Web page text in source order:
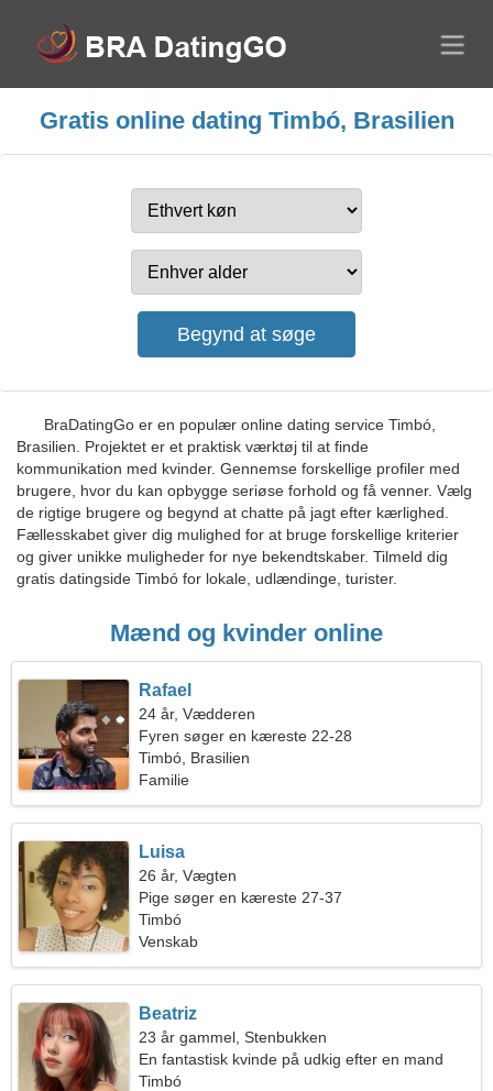
Gratis online dating Timbó, Brasilien
BraDatingGo er en populær online dating service Timbó,
Brasilien. Projektet er et praktisk værktøj til at finde
kommunikation med kvinder. Gennemse forskellige profiler med
brugere, hvor du kan opbygge seriøse forhold og få venner. Vælg
de rigtige brugere og begynd at chatte på jagt efter kærlighed.
Fællesskabet giver dig mulighed for at bruge forskellige kriterier
og giver unikke muligheder for nye bekendtskaber. Tilmeld dig
gratis datingside Timbó for lokale, udlændinge, turister.
Mænd og kvinder online
Rafael
24 år, Vædderen
Fyren søger en kæreste 22-28
Timbó, Brasilien
Familie
Luisa
26 år, Vægten
Pige søger en kæreste 27-37
Timbó
Venskab
Beatriz
23 år gammel, Stenbukken
En fantastisk kvinde på udkig efter en mand
Timbó